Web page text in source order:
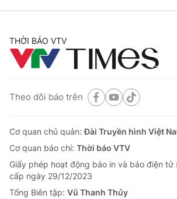
THỜI BÁO VTV
Theo dõi báo trên
Cơ quan chủ quản:Đài Truyền hình Việt
Cơ quan báo chí: Thời báo VTV
Giấy phép hoạt động báo in và báo điện tử
cấp ngày 29/12/2023
Tổng Biên tập: Vũ Thanh Thủy